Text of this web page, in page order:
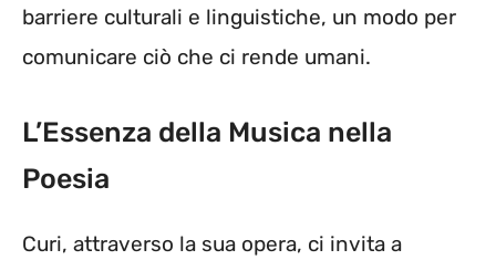
barriere culturali e linguistiche, un modo per
comunicare ciò che ci rende umani.
L’Essenza della Musica nella
Poesia
Curi, attraverso la sua opera, ci invita a